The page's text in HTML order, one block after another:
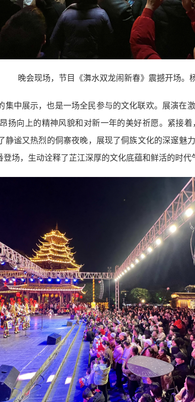
晚会现场，节目《㵲水双龙闹新春》震撼开场。
集中展示，也是一场全民参与的文化联欢。展演在
扬向上的精神风貌和对新一年的美好祈愿。紧接
静谧又热烈的侗寨夜晚，展现了侗族文化的深邃魅
场，生动诠释了芷江深厚的文化底蕴和鲜活的时代